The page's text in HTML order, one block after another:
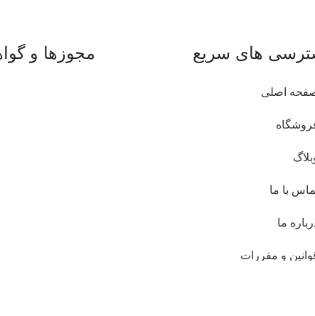
های سریع
اصلی
با ما
ما
و مقررات
مجوزها و